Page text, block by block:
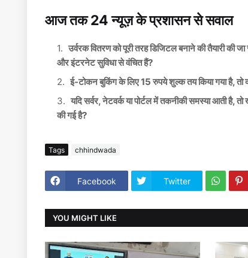
आज तक 24 न्यूज़ के प्रशासन से सवाल
उर्वरक वितरण को पूरी तरह डिजिटल बनाने की तैयारी की
और इंटरनेट सुविधा से वंचित हैं?
ई-टोकन बुकिंग के लिए 15 रुपये शुल्क तय किया गया है, तो
यदि सर्वर, नेटवर्क या पोर्टल में तकनीकी समस्या आती है,
की गई है?
Tags chhindwada
Facebook Twitter
YOU MIGHT LIKE